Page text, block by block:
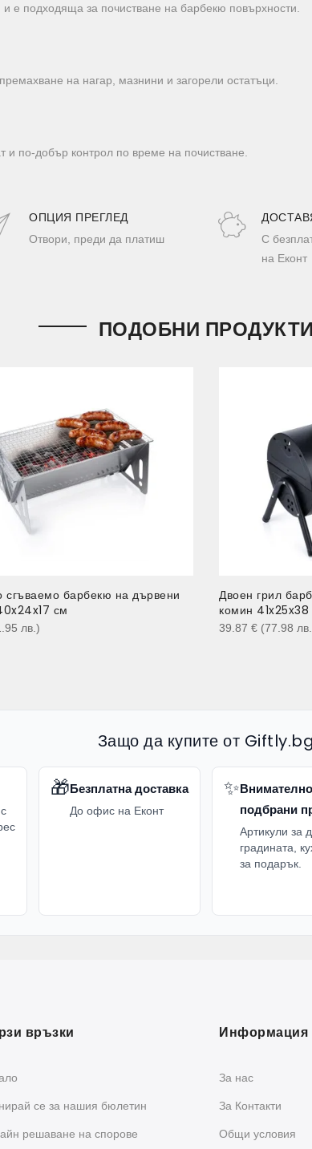
е подходяща за почистване на барбекю повърхности.
на нагар, мазнини и загорели остатъци.
и по-добър контрол по време на почистване.
ОПЦИЯ ПРЕГЛЕД
Отвори, преди да платиш
С
на Еконт
ПОДОБНИ ПРОДУКТИ
сгъваемо барбекю на дървени
см
лв. )
Двоен грил
комин 41x25x38
39.87 € (77.98 лв.
Защо да купите от Giftly.bg
🎁Безплатна доставка
До офис на Еконт
✨Внимателно
подбрани
Артикули за
градината,
за подарък.
връзки
се за нашия бюлетин
решаване на спорове
Информация
За нас
За Контакти
Общи условия